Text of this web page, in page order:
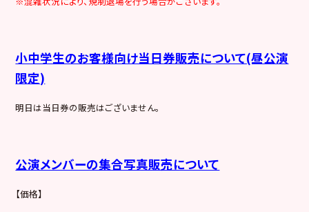
小中学生のお客様向け当日券販売について(昼公演
限定)
明日は当日券の販売はございません。
公演メンバーの集合写真販売について
【価格】